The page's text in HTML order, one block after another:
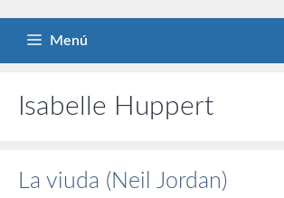
Menú
Isabelle Huppert
La viuda (Neil Jordan)